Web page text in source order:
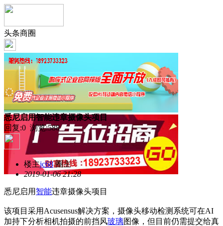
头条商圈
悉尼启用智能违章摄像头项目
回复:0 浏览:588
楼主jc68圈主
2019-01-06 21:28
悉尼启用 智能违章摄像头项目
该项目采用Acusensus解决方案，摄像头移动检测系统可在AI
加持下分析相机拍摄的前挡风玻璃图像，但目前仍需提交给真